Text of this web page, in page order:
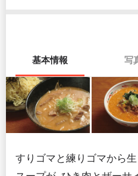
基本情報 写
すりゴマと練りゴマから